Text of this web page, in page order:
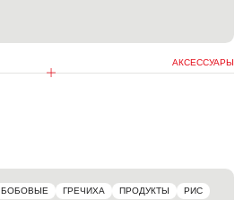
АКСЕССУАРЫ
БОБОВЫЕ ГРЕЧИХА ПРОДУКТЫ
РИС